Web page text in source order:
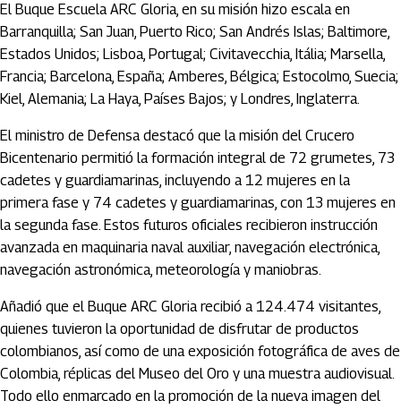
El Buque Escuela ARC Gloria, en su misión hizo escala en
Barranquilla; San Juan, Puerto Rico; San Andrés Islas; Baltimore,
Estados Unidos; Lisboa, Portugal; Civitavecchia, Itália; Marsella,
Francia; Barcelona, España; Amberes, Bélgica; Estocolmo, Suecia;
Kiel, Alemania; La Haya, Países Bajos; y Londres, Inglaterra.
El ministro de Defensa destacó que la misión del Crucero
Bicentenario permitió la formación integral de 72 grumetes, 73
cadetes y guardiamarinas, incluyendo a 12 mujeres en la
primera fase y 74 cadetes y guardiamarinas, con 13 mujeres en
la segunda fase. Estos futuros oficiales recibieron instrucción
avanzada en maquinaria naval auxiliar, navegación electrónica,
navegación astronómica, meteorología y maniobras.
Añadió que el Buque ARC Gloria recibió a 124.474 visitantes,
quienes tuvieron la oportunidad de disfrutar de productos
colombianos, así como de una exposición fotográfica de aves de
Colombia, réplicas del Museo del Oro y una muestra audiovisual.
Todo ello enmarcado en la promoción de la nueva imagen del